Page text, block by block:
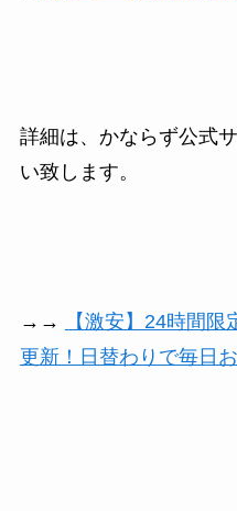
詳細は、かならず公式
い致します。
→→
【激安】24時間
更新！日替わりで毎日お